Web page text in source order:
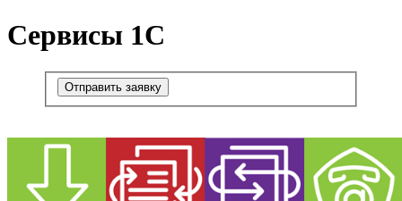
Сервисы 1С
Отправить заявку